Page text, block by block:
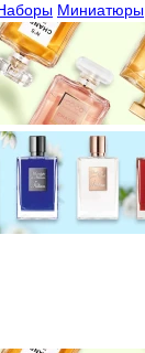
Миниатюры